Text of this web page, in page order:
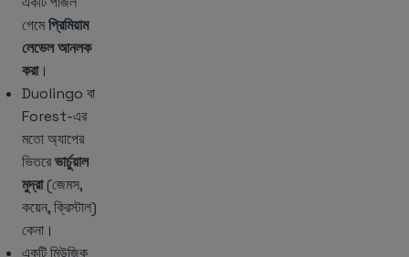
গেমেপ্রিমিয়াম
লেভেল আনলক
করা।
Duolingo বা
Forest-এর
মতো অ্যাপের
ভিতরেভার্চুয়াল
মুদ্রা(জেমস,
কয়েন, ক্রিস্টাল)
কেনা।
একটি মিউজিক